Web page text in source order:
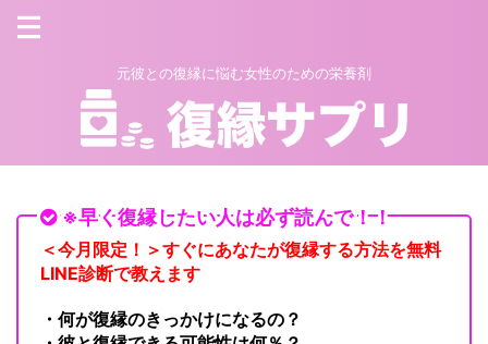
元彼との復縁に悩む女性のための栄養剤
※早く復縁したい人は必ず読んで！！
＜今月限定！＞すぐにあなたが復縁する方法を無料
LINE診断で教えます
・何が復縁のきっかけになるの？